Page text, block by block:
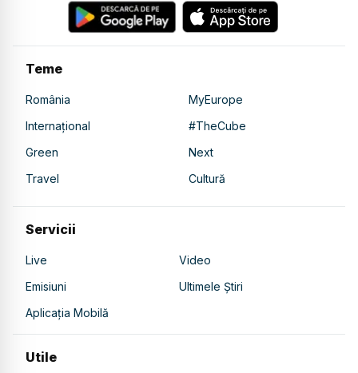
Teme
România
MyEurope
Internațional
#TheCube
Green
Next
Travel
Cultură
Servicii
Live
Video
Emisiuni
Ultimele Știri
Aplicația Mobilă
Utile